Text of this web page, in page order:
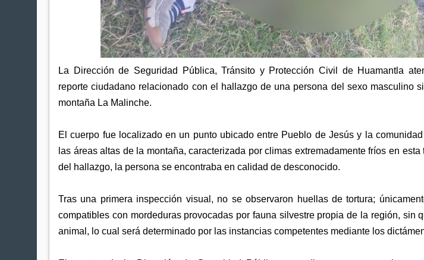
La Dirección de Seguridad Pública, Tránsito y Protección Civil de Huamantla
reporte ciudadano relacionado con el hallazgo de una persona del sexo masculino
montaña La Malinche.
El cuerpo fue localizado en un punto ubicado entre Pueblo de Jesús y la
las áreas altas de la montaña, caracterizada por climas extremadamente fríos en esta
del hallazgo, la persona se encontraba en calidad de desconocido.
Tras una primera inspección visual, no se observaron huellas de tortura;
compatibles con mordeduras provocadas por fauna silvestre propia de la región, sin
animal, lo cual será determinado por las instancias competentes mediante los